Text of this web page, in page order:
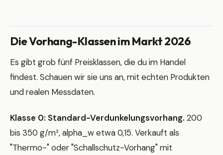
Die Vorhang-Klassen im Markt 2026
Es gibt grob fünf Preisklassen, die du im Handel
findest. Schauen wir sie uns an, mit echten Produkten
und realen Messdaten.
Klasse 0: Standard-Verdunkelungsvorhang. 200
bis 350 g/m², alpha_w etwa 0,15. Verkauft als
"Thermo-" oder "Schallschutz-Vorhang" mit